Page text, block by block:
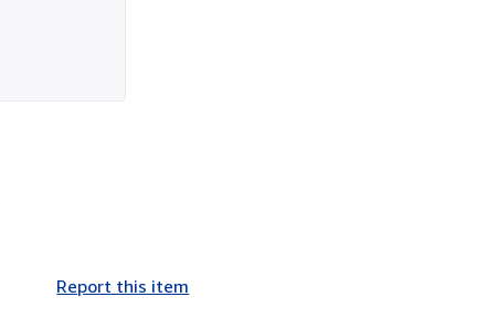
Report this item